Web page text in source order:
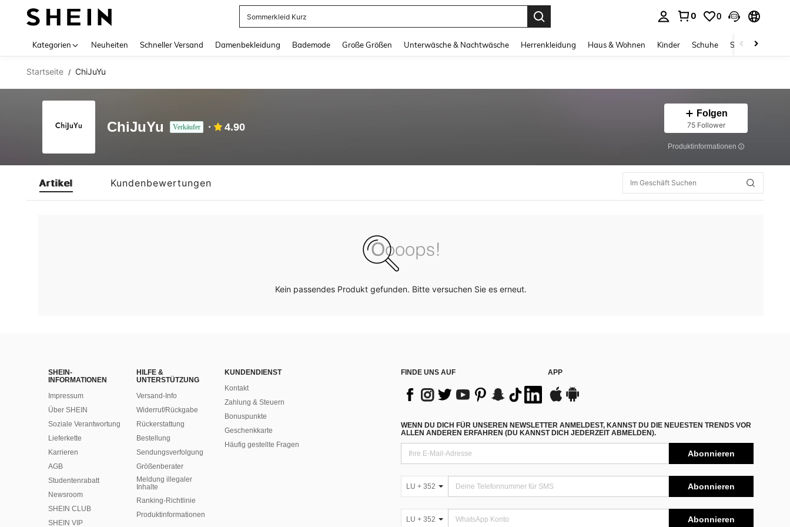
Sommerkleid Kurz
0 0
Kategorien Neuheiten Schneller Versand Damenbekleidung Bademode Große Größen Unterwäsche & Nachtwäsche Herrenkleidung Haus & Wohnen Kinder Schuhe Schmuck &
Startseite / ChiJuYu
ChiJuYu Verkäufer 4.90
Folgen
75 Follower
Produktinformationen
Artikel Kundenbewertungen
Kein passendes Produkt gefunden. Bitte versuchen Sie es erneut.
SHEIN-
INFORMATIONEN
Impressum
Über SHEIN
Soziale Verantwortung
Lieferkette
Karrieren
AGB
Studentenrabatt
Newsroom
SHEIN CLUB
SHEIN VIP
HILFE &
UNTERSTÜTZUNG
Versand-Info
Widerruf/Rückgabe
Rückerstattung
Bestellung
Sendungsverfolgung
Größenberater
Meldung illegaler
Inhalte
Ranking-Richtlinie
​Produktinformationen
KUNDENDIENST
Kontakt
Zahlung & Steuern
Bonuspunkte
Geschenkkarte
Häufig gestellte Fragen
FINDE UNS AUF APP
WENN DU DICH FÜR UNSEREN NEWSLETTER ANMELDEST, KANNST DU DIE NEUESTEN TRENDS VOR
ALLEN ANDEREN ERFAHREN (DU KANNST DICH JEDERZEIT ABMELDEN).
Abonnieren
LU + 352 Abonnieren
LU + 352 Abonnieren